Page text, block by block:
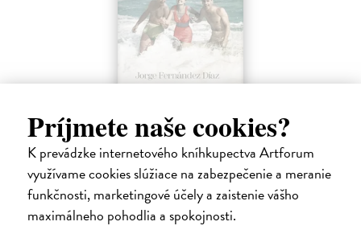
Príjmete naše cookies?
K prevádzke internetového kníhkupectva Artforum
využívame cookies slúžiace na zabezpečenie a meranie
funkčnosti, marketingové účely a zaistenie vášho
maximálneho pohodlia a spokojnosti.
Marcialovo tajemství
Díaz Jorge Fernández| Kniha
Spisovatel, člen španělské komunity v Buenos Aires, se roky po smrti
svého otce snaží odhalit jeho skutečnou osobnost. Marcial Fernández,
emigrant z Asturie, měl – podobně jako mnoho mužů své doby –